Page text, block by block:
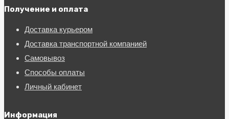
Получение и оплата
Доставка курьером
Доставка транспортной компанией
Самовывоз
Способы оплаты
Личный кабинет
Информация